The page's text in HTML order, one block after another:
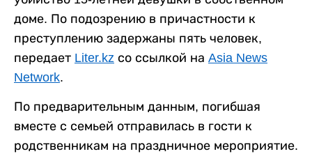
доме. По подозрению в причастности к
преступлению задержаны пять человек,
передает Liter.kz со ссылкой на Asia News
Network.
По предварительным данным, погибшая
вместе с семьей отправилась в гости к
родственникам на праздничное мероприятие.